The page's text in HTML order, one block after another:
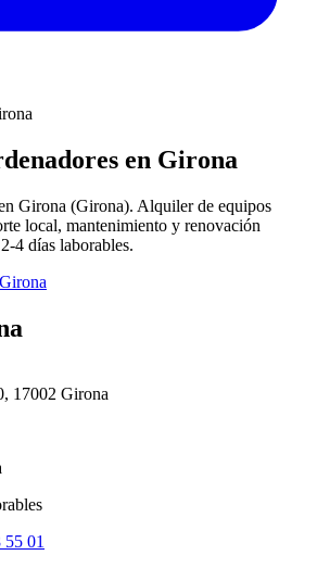
en Girona
Girona (Girona). Alquiler de equipos
local, mantenimiento y renovación
2-4 días laborables.
Girona
, 17002 Girona
01